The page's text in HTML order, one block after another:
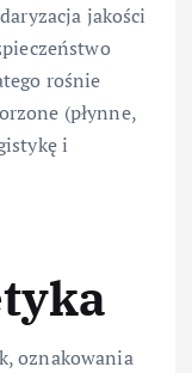
jakości
rośnie
(płynne,
i
oznakowania